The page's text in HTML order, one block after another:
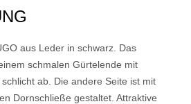
aus Leder in schwarz. Das
schmalen Gürtelende mit
ab. Die andere Seite ist mit
Dornschließe gestaltet. Attraktive